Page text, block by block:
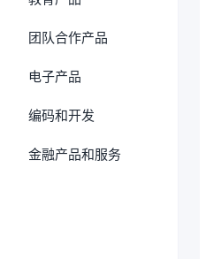
团队合作产品
电子产品
编码和开发
金融产品和服务